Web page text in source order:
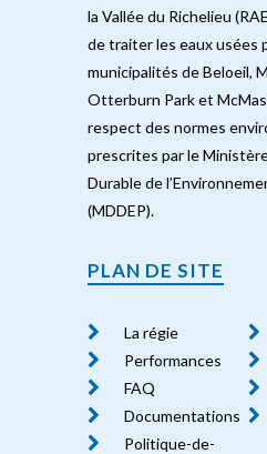
la Vallée du Richelieu
de traiter les eaux usées
municipalités de Beloeil,
Otterburn Park et
respect des normes
prescrites par le
Durable de
(MDDEP).
PLAN DE SITE
La régie
Performances
FAQ
Documentations
Politique-de-